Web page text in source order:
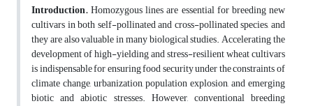
Introduction.Homozygous lines are essential for breeding new
cultivars in both self-pollinated and cross-pollinated species, and
they are also valuable in many biological studies. Accelerating the
development of high-yielding and stress-resilient wheat cultivars
is indispensable for ensuring food security under the constraints of
climate change, urbanization, population explosion, and emerging
biotic and abiotic stresses. However, conventional breeding